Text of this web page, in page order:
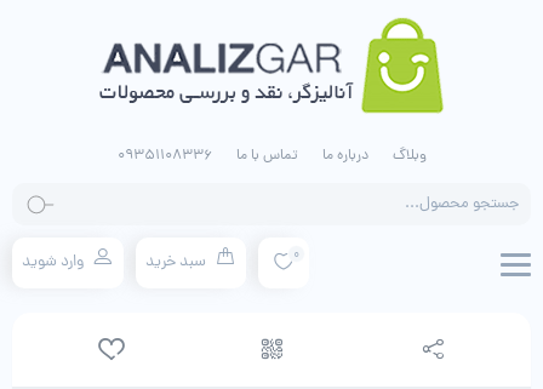
وبلاگ درباره ما تماس با ما 09351108336
محصولات
0 سبد خرید وارد شوید